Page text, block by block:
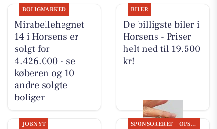
BOLIGMARKED
Mirabellehegnet
14 i Horsens er
solgt for
4.426.000 - se
køberen og 10
andre solgte
boliger
BILER
De billigste biler i
Horsens - Priser
helt ned til 19.500
kr!
JOBNYT SPONSORERET OPSLAGSTAVLEN